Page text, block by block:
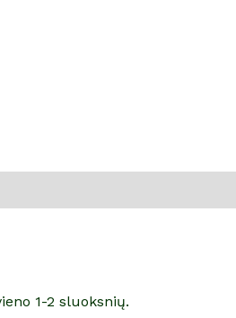
1-2 sluoksnių.